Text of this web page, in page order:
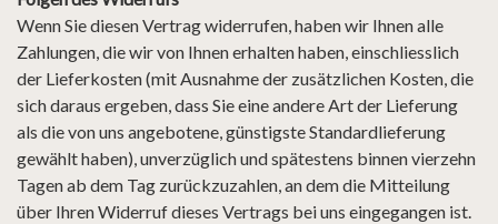
Wenn Sie diesen Vertrag widerrufen, haben wir Ihnen alle
Zahlungen, die wir von Ihnen erhalten haben, einschliesslich
der Lieferkosten (mit Ausnahme der zusätzlichen Kosten, die
sich daraus ergeben, dass Sie eine andere Art der Lieferung
als die von uns angebotene, günstigste Standardlieferung
gewählt haben), unverzüglich und spätestens binnen vierzehn
Tagen ab dem Tag zurückzuzahlen, an dem die Mitteilung
über Ihren Widerruf dieses Vertrags bei uns eingegangen ist.